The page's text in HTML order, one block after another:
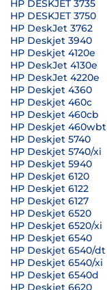
HP DESKJET 3735
HP DESKJET 3750
HP DeskJet 3762
HP Deskjet 3940
HP Deskjet 4120e
HP DeskJet 4130e
HP DeskJet 4220e
HP Deskjet 4360
HP Deskjet 460c
HP Deskjet 460cb
HP Deskjet 460wbt
HP Deskjet 5740
HP Deskjet 5740/xi
HP Deskjet 5940
HP Deskjet 6120
HP Deskjet 6122
HP Deskjet 6127
HP Deskjet 6520
HP Deskjet 6520/xi
HP Deskjet 6540
HP Deskjet 6540/dt
HP Deskjet 6540/xi
HP Deskjet 6540d
HP Deskjet 6620